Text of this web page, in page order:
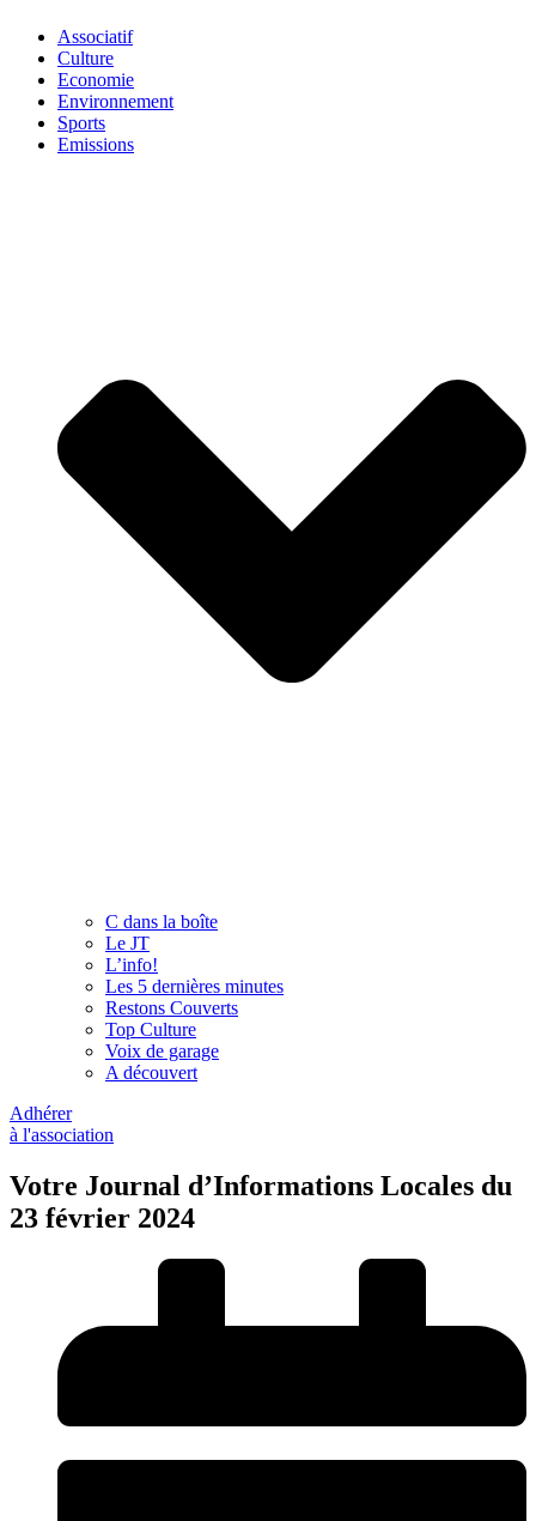
Associatif
Culture
Economie
Environnement
Sports
Emissions
C dans la boîte
Le JT
L’info!
Les 5 dernières minutes
Restons Couverts
Top Culture
Voix de garage
A découvert
Adhérer
à l'association
Votre Journal d’Informations Locales du
23 février 2024